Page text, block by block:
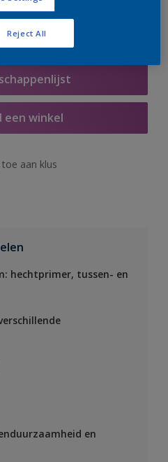
een winkel
aan klus
hechtprimer, tussen- en
en
Reject All